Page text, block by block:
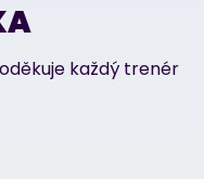
každý trenér